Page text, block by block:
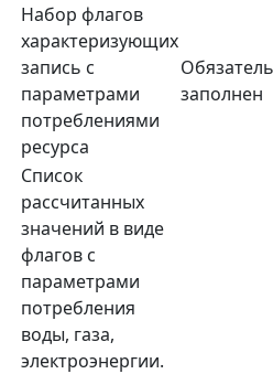
Набор флагов
характеризующих
запись с
параметрами
потреблениями
ресурса
заполнен
Список
рассчитанных
значений в виде
флагов с
параметрами
потребления
воды, газа,
электроэнергии.